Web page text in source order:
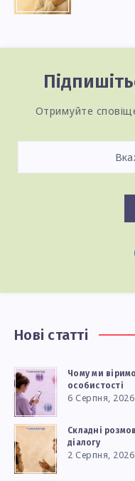
Отримуйте
Нові статті
Чому ми
особистості
6 Серпня, 2026
Складні
діалогу
2 Серпня, 2026